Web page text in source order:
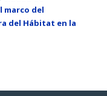
marco del
del Hábitat en la